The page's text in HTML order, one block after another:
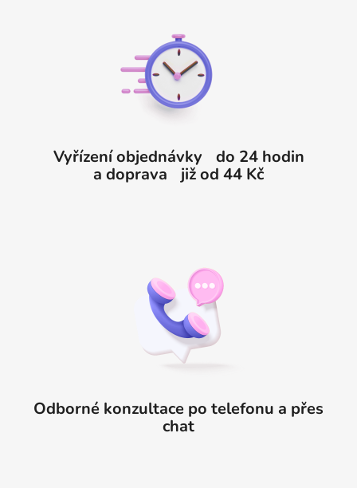
Vyřízení objednávky do 24 hodin
a doprava již od 44 Kč
Odborné konzultace po telefonu a přes
chat